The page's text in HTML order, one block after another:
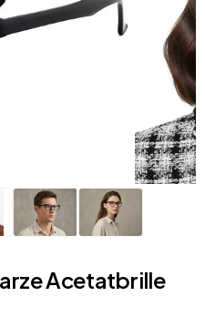
Acetatbrille